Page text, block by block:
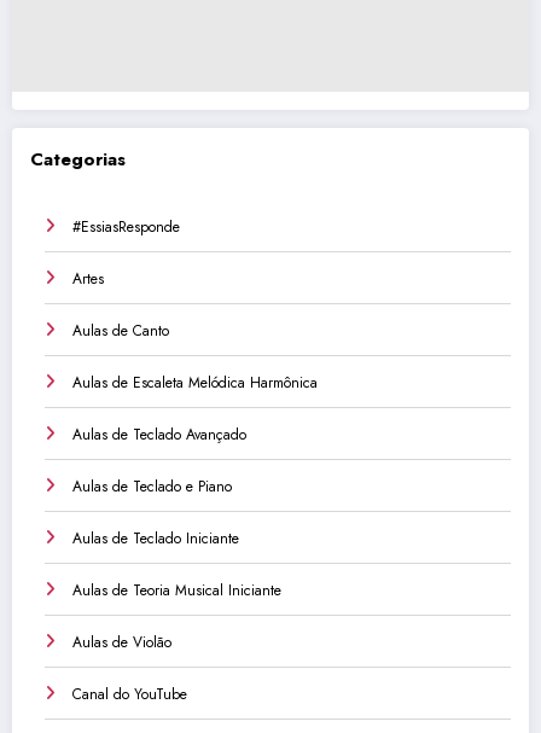
Categorias
#EssiasResponde
Artes
Aulas de Canto
Aulas de Escaleta Melódica Harmônica
Aulas de Teclado Avançado
Aulas de Teclado e Piano
Aulas de Teclado Iniciante
Aulas de Teoria Musical Iniciante
Aulas de Violão
Canal do YouTube